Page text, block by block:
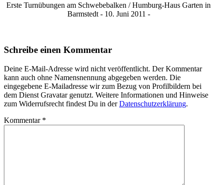
Erste Turnübungen am Schwebebalken / Humburg-Haus Garten in
Barmstedt - 10. Juni 2011 -
Schreibe einen Kommentar
Deine E-Mail-Adresse wird nicht veröffentlicht. Der Kommentar
kann auch ohne Namensnennung abgegeben werden. Die
eingegebene E-Mailadresse wir zum Bezug von Profilbildern bei
dem Dienst Gravatar genutzt. Weitere Informationen und Hinweise
zum Widerrufsrecht findest Du in derDatenschutzerklärung.
Kommentar *